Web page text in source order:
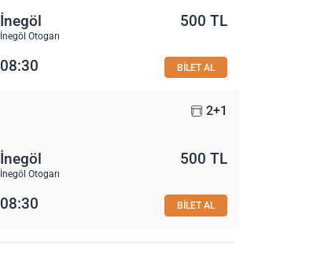
İnegöl
İnegöl Otogarı
500 TL
08:30 BİLET AL
2+1
İnegöl
İnegöl Otogarı
500 TL
08:30 BİLET AL